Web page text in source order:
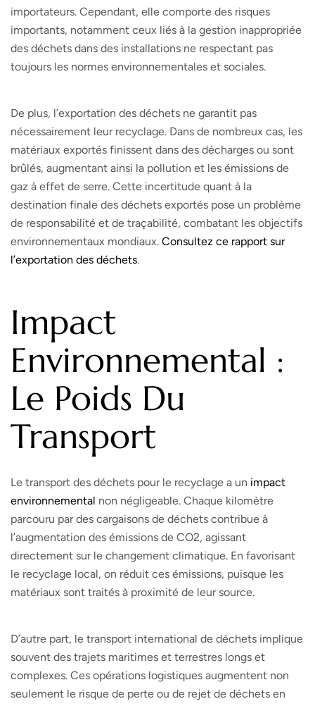
importateurs. Cependant, elle comporte des risques
importants, notamment ceux liés à la gestion inappropriée
des déchets dans des installations ne respectant pas
toujours les normes environnementales et sociales.
De plus, l’exportation des déchets ne garantit pas
nécessairement leur recyclage. Dans de nombreux cas, les
matériaux exportés finissent dans des décharges ou sont
brûlés, augmentant ainsi la pollution et les émissions de
gaz à effet de serre. Cette incertitude quant à la
destination finale des déchets exportés pose un problème
de responsabilité et de traçabilité, combatant les objectifs
environnementaux mondiaux. Consultez ce rapport sur
l’exportation des déchets.
Impact
Environnemental :
Le Poids Du
Transport
Le transport des déchets pour le recyclage a un impact
environnemental non négligeable. Chaque kilomètre
parcouru par des cargaisons de déchets contribue à
l’augmentation des émissions de CO2, agissant
directement sur le changement climatique. En favorisant
le recyclage local, on réduit ces émissions, puisque les
matériaux sont traités à proximité de leur source.
D’autre part, le transport international de déchets implique
souvent des trajets maritimes et terrestres longs et
complexes. Ces opérations logistiques augmentent non
seulement le risque de perte ou de rejet de déchets en